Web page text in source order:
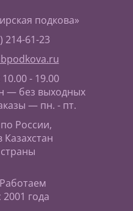
подкова»
214-61-23
- 19.00
— без выходных
— пн. - пт.
России,
Казахстан
Работаем
2001 года